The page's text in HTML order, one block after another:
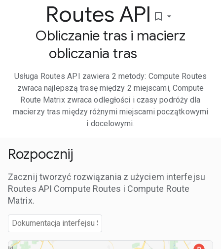
Routes API bookmark_border
Obliczanie tras i macierz
obliczania tras
Usługa Routes API zawiera 2 metody: Compute Routes
zwraca najlepszą trasę między 2 miejscami, Compute
Route Matrix zwraca odległości i czasy podróży dla
macierzy tras między różnymi miejscami początkowymi
i docelowymi.
Rozpocznij
Zacznij tworzyć rozwiązania z użyciem interfejsu
Routes API Compute Routes i Compute Route
Matrix.